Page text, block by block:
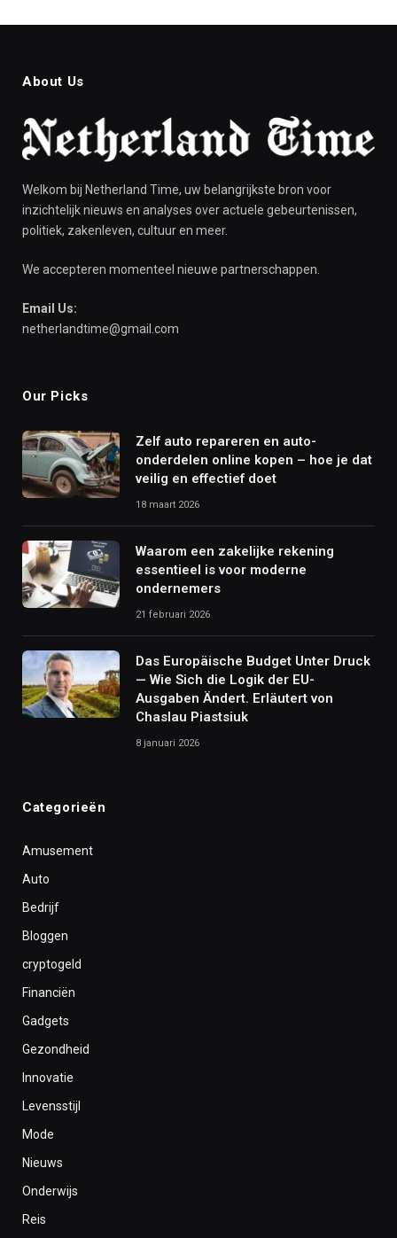
About Us
Welkom bij Netherland Time, uw belangrijkste bron voor
inzichtelijk nieuws en analyses over actuele gebeurtenissen,
politiek, zakenleven, cultuur en meer.
We accepteren momenteel nieuwe partnerschappen.
Email Us:
netherlandtime@gmail.com
Our Picks
Zelf auto repareren en auto-
onderdelen online kopen – hoe je dat
veilig en effectief doet
18 maart 2026
Waarom een zakelijke rekening
essentieel is voor moderne
ondernemers
21 februari 2026
Das Europäische Budget Unter Druck
— Wie Sich die Logik der EU-
Ausgaben Ändert. Erläutert von
Chaslau Piastsiuk
8 januari 2026
Categorieën
Amusement
Auto
Bedrijf
Bloggen
cryptogeld
Financiën
Gadgets
Gezondheid
Innovatie
Levensstijl
Mode
Nieuws
Onderwijs
Reis